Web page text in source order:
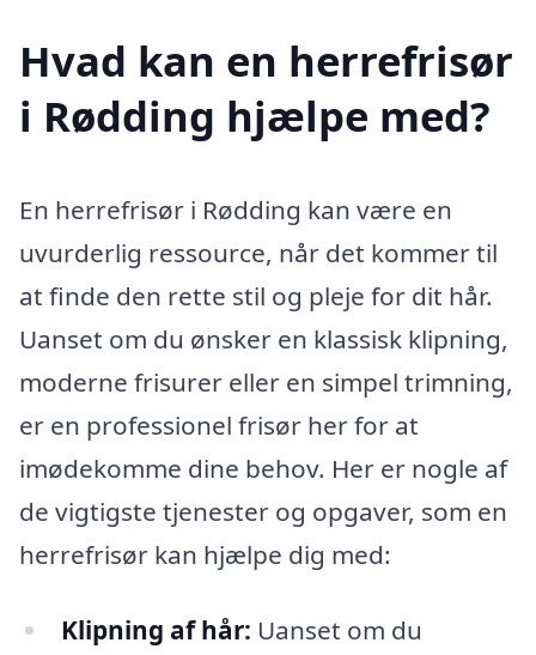
Hvad kan en herrefrisør
i Rødding hjælpe med?
En herrefrisør i Rødding kan være en
uvurderlig ressource, når det kommer til
at finde den rette stil og pleje for dit hår.
Uanset om du ønsker en klassisk klipning,
moderne frisurer eller en simpel trimning,
er en professionel frisør her for at
imødekomme dine behov. Her er nogle af
de vigtigste tjenester og opgaver, som en
herrefrisør kan hjælpe dig med:
Klipning af hår: Uanset om du